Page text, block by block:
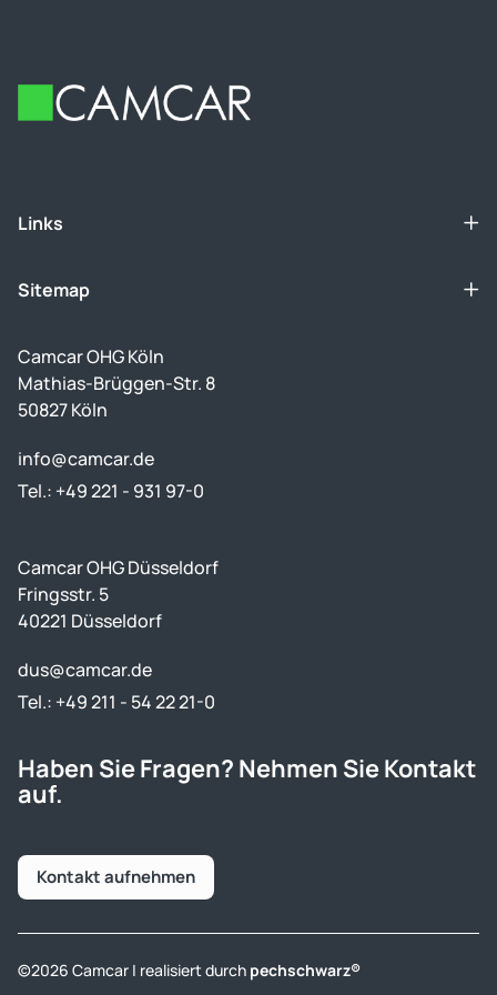
Footer
Links
Sitemap
Camcar OHG Köln
Mathias-Brüggen-Str. 8
50827 Köln
info@camcar.de
Tel.: +49 221 - 931 97-0
Camcar OHG Düsseldorf
Fringsstr. 5
40221 Düsseldorf
dus@camcar.de
Tel.: +49 211 - 54 22 21-0
Haben Sie Fragen? Nehmen Sie Kontakt
auf.
Kontakt aufnehmen
©2026 Camcar | realisiert durch pechschwarz®